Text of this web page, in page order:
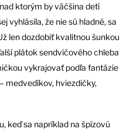
ktorým by väčšina detí
vyhlásila, že nie sú hladné, sa
len dozdobiť kvalitnou šunkou
plátok sendvičového chleba
vykrajovať podľa fantázie
medvedíkov, hviezdičky,
keď sa napríklad na špízovú